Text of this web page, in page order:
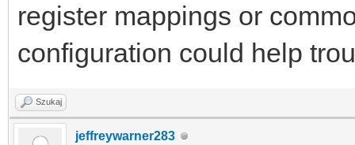
register mappings or
configuration could help
Szukaj
jeffreywarner283